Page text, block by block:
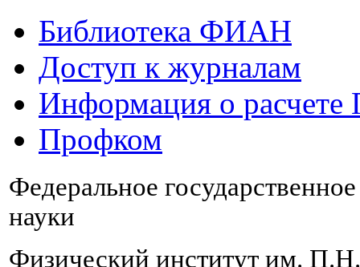
Библиотека ФИАН
Доступ к журналам
Информация о
Профком
Федеральное
науки
Физический институт им.